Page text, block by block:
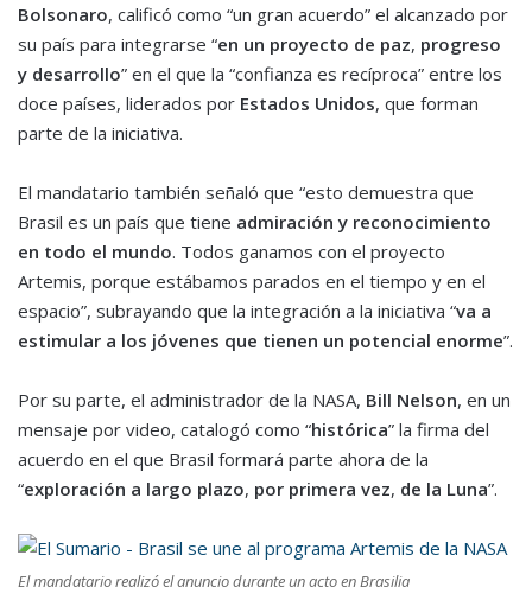
Bolsonaro, calificó como “un gran acuerdo” el alcanzado por
su país para integrarse “en un proyecto de paz, progreso
y desarrollo” en el que la “confianza es recíproca” entre los
doce países, liderados por Estados Unidos, que forman
parte de la iniciativa.
El mandatario también señaló que “esto demuestra que
Brasil es un país que tiene admiración y reconocimiento
en todo el mundo. Todos ganamos con el proyecto
Artemis, porque estábamos parados en el tiempo y en el
espacio”, subrayando que la integración a la iniciativa “va a
estimular a los jóvenes que tienen un potencial enorme”.
Por su parte, el administrador de la NASA, Bill Nelson, en un
mensaje por video, catalogó como “histórica” la firma del
acuerdo en el que Brasil formará parte ahora de la
“exploración a largo plazo, por primera vez, de la Luna”.
El mandatario realizó el anuncio durante un acto en Brasilia